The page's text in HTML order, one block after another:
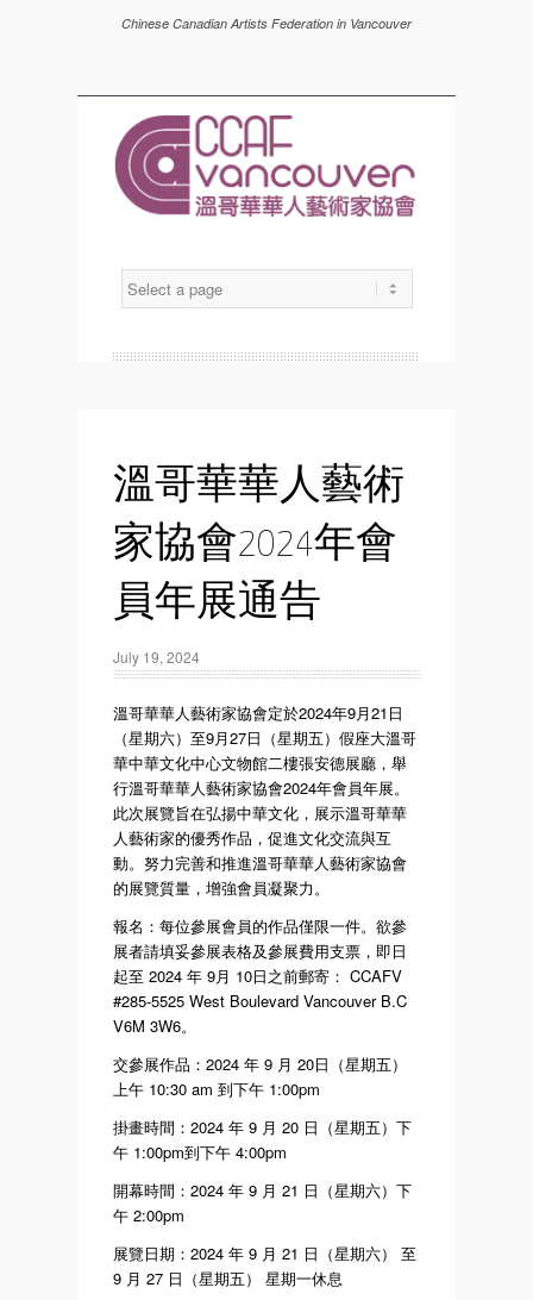
Chinese Canadian Artists Federation in Vancouver
溫哥華華人藝術
家協會2024年會
員年展通告
July 19, 2024
溫哥華華人藝術家協會定於2024年9月21日
（星期六）至9月27日（星期五）假座大溫哥
華中華文化中心文物館二樓張安德展廳，舉
行溫哥華華人藝術家協會2024年會員年展。
此次展覽旨在弘揚中華文化，展示溫哥華華
人藝術家的優秀作品，促進文化交流與互
動。努力完善和推進溫哥華華人藝術家協會
的展覽質量，增強會員凝聚力。
報名：每位參展會員的作品僅限一件。欲參
展者請填妥參展表格及參展費用支票，即日
起至 2024 年 9月 10日之前郵寄： CCAFV
#285-5525 West Boulevard Vancouver B.C
V6M 3W6。
交參展作品：2024 年 9 月 20日（星期五）
上午 10:30 am 到下午 1:00pm
掛畫時間：2024 年 9 月 20 日（星期五）下
午 1:00pm到下午 4:00pm
開幕時間：2024 年 9 月 21 日（星期六）下
午 2:00pm
展覽日期：2024 年 9 月 21 日（星期六） 至
9 月 27 日（星期五） 星期一休息